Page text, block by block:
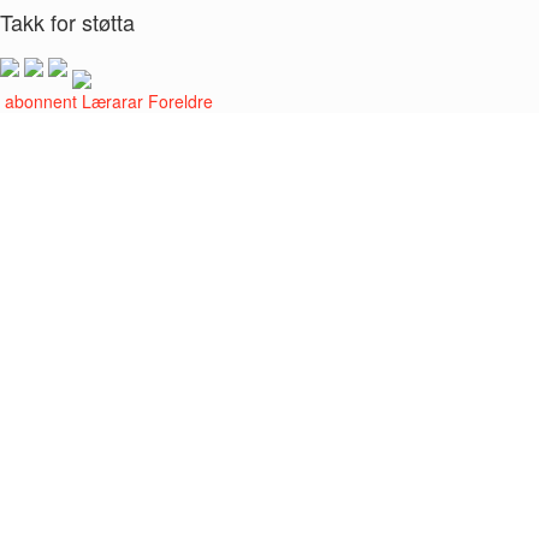
Takk for støtta
abonnent Lærarar Foreldre